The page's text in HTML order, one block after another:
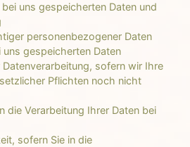
uns gespeicherten Daten und
personenbezogener Daten
gespeicherten Daten
sofern wir Ihre
Pflichten noch nicht
die Verarbeitung Ihrer Daten bei
sofern Sie in die